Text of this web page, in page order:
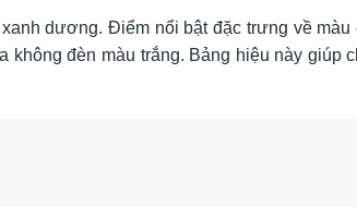
dương. Điểm nổi bật đặc trưng về màu
đèn màu trắng. Bảng hiệu này giúp